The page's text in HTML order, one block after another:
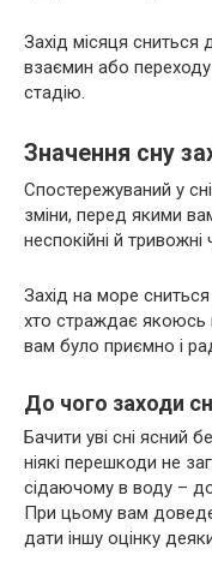
Захід місяця сниться
взаємин або переходу
стадію.
Значення сну
Спостережуваний у
зміни, перед якими
неспокійні й тривожні
Захід на море
хто страждає якоюсь
вам було приємно і
До чого заходи
Бачити уві сні ясний
ніякі перешкоди не
сідаючому в воду –
При цьому вам
дати іншу оцінку